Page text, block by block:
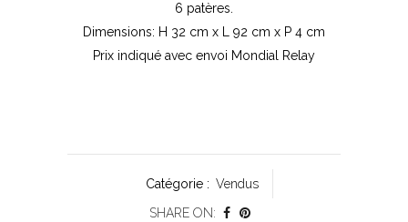
6 patères.
Dimensions: H 32 cm x L 92 cm x P 4 cm
Prix indiqué avec envoi Mondial Relay
Catégorie : Vendus
SHARE ON: